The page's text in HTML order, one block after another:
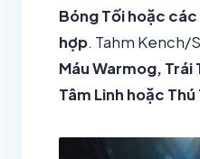
Bóng Tối hoặc các
hợp. Tahm Kench/
Máu Warmog, Trái
Tâm Linh hoặc